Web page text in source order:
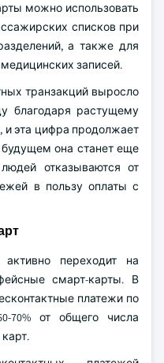
можно использовать
списков при
а также для
записей.
транзакций выросло
благодаря растущему
и эта цифра продолжает
она станет еще
отказываются от
в пользу оплаты с
переходит на
смарт-карты. В
платежи по
70% от общего числа